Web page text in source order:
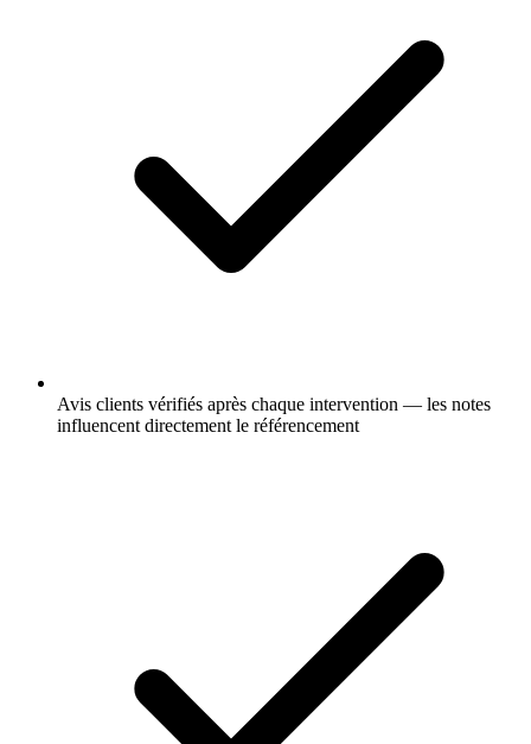
Avis clients vérifiés après chaque intervention — les notes
influencent directement le référencement